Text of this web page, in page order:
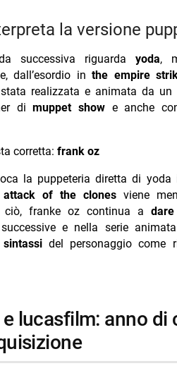
la versione
successiva riguardayoda,
dall’esordio inthe empire
realizzata e animata da un
dimuppet showe anche
corretta: frank oz
la puppeteria diretta di yoda
attack of the clones viene
ciò, franke oz continua a
e nella serie
del personaggio come